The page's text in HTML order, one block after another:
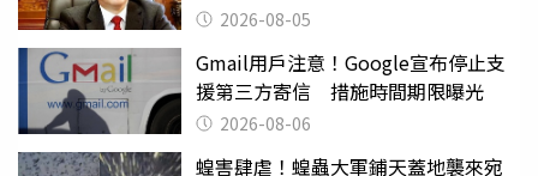
2026-08-05
Gmail用戶注意！Google宣布停止支
援第三方寄信 措施時間期限曝光
2026-08-06
蝗害肆虐！蝗蟲大軍鋪天蓋地襲來宛